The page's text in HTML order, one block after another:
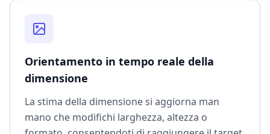
Orientamento in tempo reale della
dimensione
La stima della dimensione si aggiorna man
mano che modifichi larghezza, altezza o